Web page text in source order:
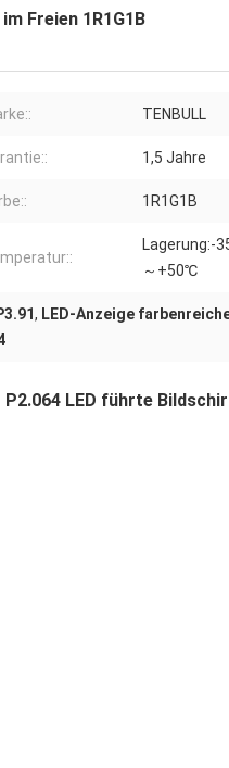
Freien 1R1G1B
TENBULL
1,5 Jahre
1R1G1B
Lagerung:-
～+50℃
, LED-Anzeige
LED führte